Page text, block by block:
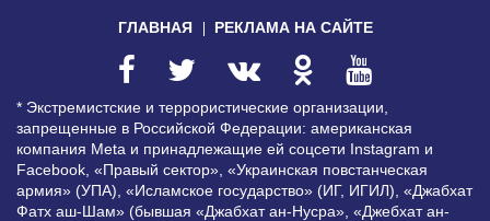
ГЛАВНАЯ РЕКЛАМА НА САЙТЕ
* Экстремистские и террористические организации,
запрещенные в Российской Федерации: американская
компания Meta и принадлежащие ей соцсети Instagram и
Facebook, «Правый сектор», «Украинская повстанческая
армия» (УПА), «Исламское государство» (ИГ, ИГИЛ), «Джабхат
Фатх аш-Шам» (бывшая «Джабхат ан-Нусра», «Джебхат ан-